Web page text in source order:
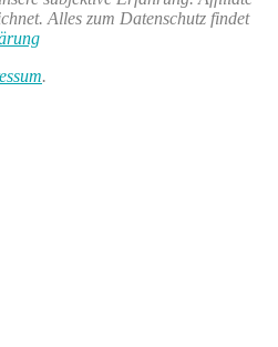
Alles zum Datenschutz findet
.